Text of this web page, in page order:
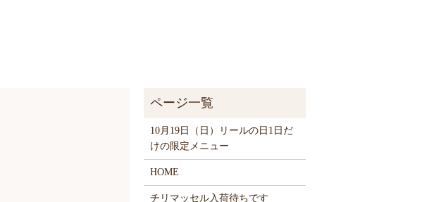
10月19日（日）リールの日1日だ
けの限定メニュー
HOME
チリマッセル入荷待ちです